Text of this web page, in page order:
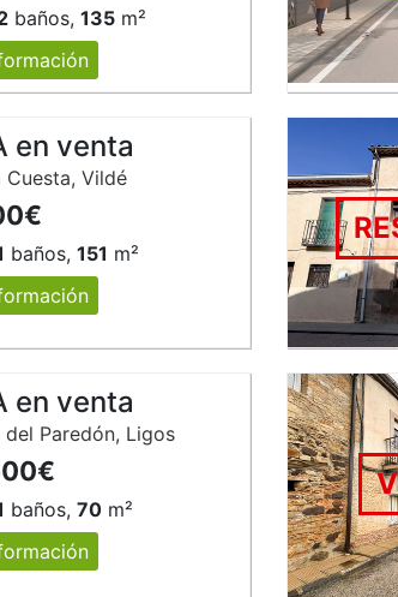
baños,135 m²
en venta
Cuesta, Vildé
baños,151 m²
en venta
del Paredón, Ligos
baños,70 m²